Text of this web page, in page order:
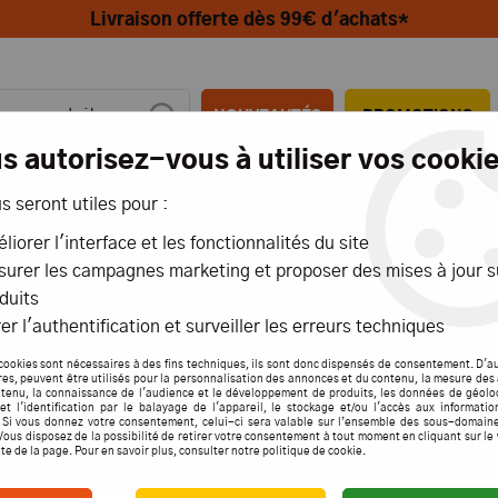
Livraison offerte dès 99€ d'achats*
NOUVEAUTÉS PROMOTIONS
AILERONS
AILERONS, LES
COLLE DE
carrosseries Tout terrain,
autorisez-vous à utiliser vos
seront utiles pour :
l'interface et les fonctionnalités du site
les campagnes marketing et proposer des mises à jour
l'authentification et surveiller les erreurs techniques
sont nécessaires à des fins techniques, ils sont donc dispensés de consentement.
peuvent être utilisés pour la personnalisation des annonces et du contenu, la mesure des
la connaissance de l'audience et le développement de produits, les données de
l'identification par le balayage de l'appareil, le stockage et/ou l'accès aux
vous donnez votre consentement, celui-ci sera valable sur l’ensemble des sous-
disposez de la possibilité de retirer votre consentement à tout moment en cliquant sur le
de la page. Pour en savoir plus, consulter notre politique de cookie.